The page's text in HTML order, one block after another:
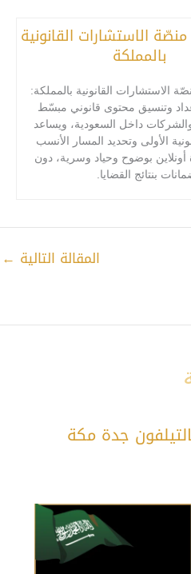
الاستشارات القانونية
بالمملكة
الاستشارات القانونية بالمملكة:
وتنسيق محتوى قانوني مبسّط
والشركات داخل السعودية، ويساعد
الأولى وتحديد المسار الأنسب
أونلاين بوضوح وحياد وسرية، دون
بنتائج القضايا.
المقالة التالية ←
جدة مكة